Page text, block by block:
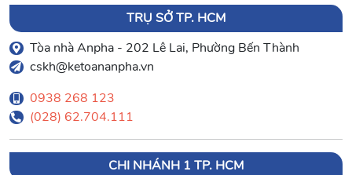
TRỤ SỞ TP. HCM
Tòa nhà Anpha - 202 Lê Lai, Phường Bến Thành
cskh@ketoananpha.vn
0938 268 123
(028) 62.704.111
CHI NHÁNH 1 TP. HCM